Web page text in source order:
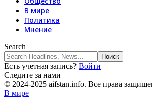
В мире
Политика
Мнение
Search
Есть учетная запись? Войти
Следите за нами
© 2024-2025 aifstan.info. Все права
В мире